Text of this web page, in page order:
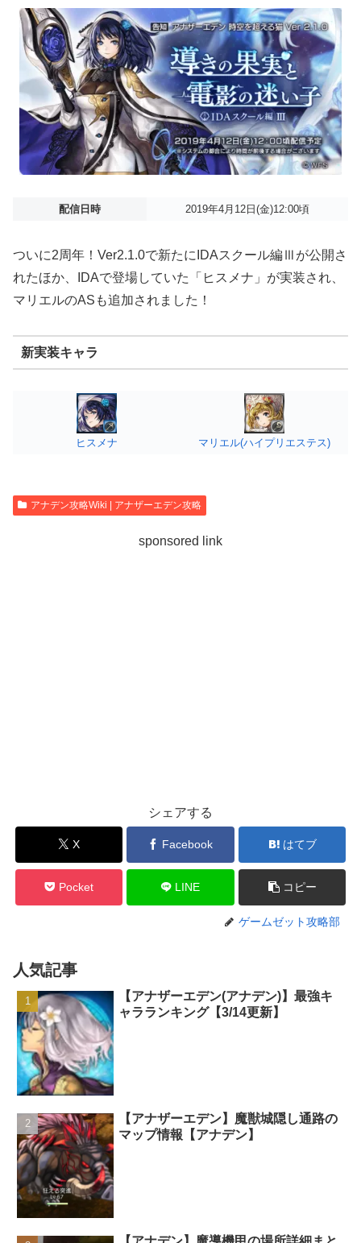
配信日時 2019年4月12日(金)12:00頃
ついに2周年！Ver2.1.0で新たにIDAスクール編Ⅲが公開さ
れたほか、IDAで登場していた「ヒスメナ」が実装され、
マリエルのASも追加されました！
新実装キャラ
ヒスメナ マリエル(ハイプリエステス)
アナデン攻略Wiki | アナザーエデン攻略
sponsored link
シェアする
X Facebook はてブ
Pocket LINE コピー
ゲームゼット攻略部
人気記事
【アナザーエデン(アナデン)】最強キ
ャラランキング【3/14更新】
【アナザーエデン】魔獣城隠し通路の
マップ情報【アナデン】